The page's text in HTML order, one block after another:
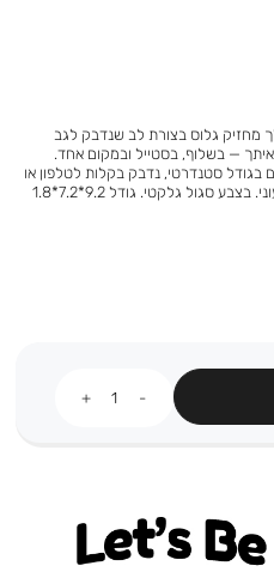
מחזיק גלוס בצורת לב שנדבק לגב
— בשלוף, בסטייל ובמקום אחד.
בגודל סטנדרטי, נדבק בקלות לטלפון או
לקייס, ומשדרג כל לוק עם טאץ' כיפי וצבעוני. בצבע סגול גלקטי. גודל 9.2*7.2*1.8
Let's